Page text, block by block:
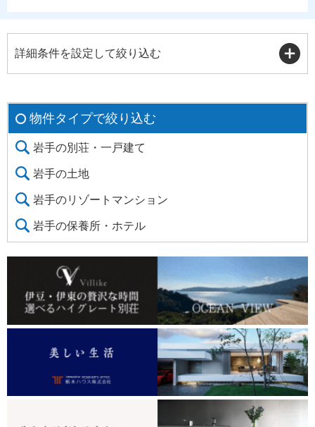
詳細条件を設定して絞り込む
物件タイプで絞り込む
岩手の別荘・一戸建て
岩手の土地
岩手のリゾートマンション
岩手の保養所・ホテル